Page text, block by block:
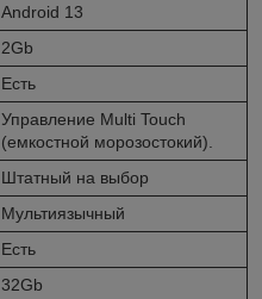
Android 13
2Gb
Есть
Управление Multi Touch
(емкостной морозостокий).
Штатный на выбор
Мультиязычный
Есть
32Gb